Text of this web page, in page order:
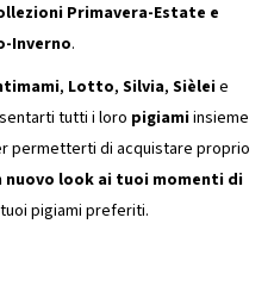
Primavera-Estate e
Inverno.
, Lotto, Silvia, Sièleie
tutti i loro pigiamiinsieme
permetterti di acquistare proprio
nuovo look ai tuoi momenti di
pigiami preferiti.